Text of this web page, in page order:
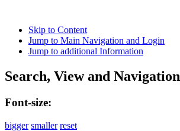
Skip to Content
Jump to Main Navigation and Login
Jump to additional Information
Search, View and Navigation
Font-size:
bigger smaller reset